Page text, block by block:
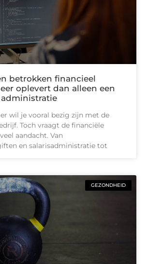
betrokken financieel
oplevert dan alleen een
wil je vooral bezig zijn met de
Toch vraagt de financiële
aandacht. Van
en salarisadministratie tot
GEZONDHEID